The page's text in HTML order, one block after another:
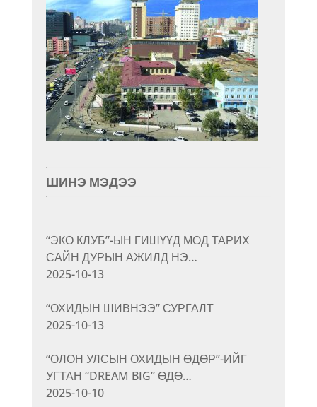
ШИНЭ МЭДЭЭ
“ЭКО КЛУБ”-ЫН ГИШҮҮД МОД ТАРИХ
САЙН ДУРЫН АЖИЛД НЭ…
2025-10-13
“ОХИДЫН ШИВНЭЭ” СУРГАЛТ
2025-10-13
“ОЛОН УЛСЫН ОХИДЫН ӨДӨР”-ИЙГ
УГТАН “DREAM BIG” ӨДӨ…
2025-10-10